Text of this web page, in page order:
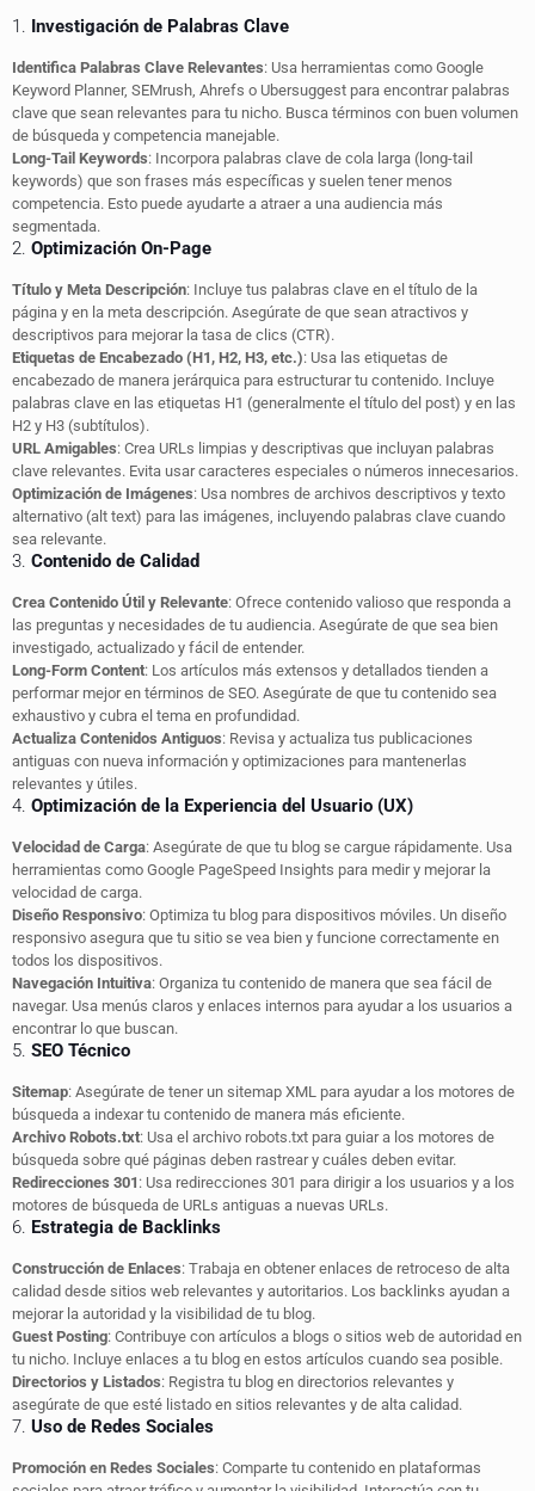
1. Investigación de Palabras Clave
Identifica Palabras Clave Relevantes: Usa herramientas como Google
Keyword Planner, SEMrush, Ahrefs o Ubersuggest para encontrar palabras
clave que sean relevantes para tu nicho. Busca términos con buen volumen
de búsqueda y competencia manejable.
Long-Tail Keywords: Incorpora palabras clave de cola larga (long-tail
keywords) que son frases más específicas y suelen tener menos
competencia. Esto puede ayudarte a atraer a una audiencia más
segmentada.
2. Optimización On-Page
Título y Meta Descripción: Incluye tus palabras clave en el título de la
página y en la meta descripción. Asegúrate de que sean atractivos y
descriptivos para mejorar la tasa de clics (CTR).
Etiquetas de Encabezado (H1, H2, H3, etc.): Usa las etiquetas de
encabezado de manera jerárquica para estructurar tu contenido. Incluye
palabras clave en las etiquetas H1 (generalmente el título del post) y en las
H2 y H3 (subtítulos).
URL Amigables: Crea URLs limpias y descriptivas que incluyan palabras
clave relevantes. Evita usar caracteres especiales o números innecesarios.
Optimización de Imágenes: Usa nombres de archivos descriptivos y texto
alternativo (alt text) para las imágenes, incluyendo palabras clave cuando
sea relevante.
3. Contenido de Calidad
Crea Contenido Útil y Relevante: Ofrece contenido valioso que responda a
las preguntas y necesidades de tu audiencia. Asegúrate de que sea bien
investigado, actualizado y fácil de entender.
Long-Form Content: Los artículos más extensos y detallados tienden a
performar mejor en términos de SEO. Asegúrate de que tu contenido sea
exhaustivo y cubra el tema en profundidad.
Actualiza Contenidos Antiguos: Revisa y actualiza tus publicaciones
antiguas con nueva información y optimizaciones para mantenerlas
relevantes y útiles.
4. Optimización de la Experiencia del Usuario (UX)
Velocidad de Carga: Asegúrate de que tu blog se cargue rápidamente. Usa
herramientas como Google PageSpeed Insights para medir y mejorar la
velocidad de carga.
Diseño Responsivo: Optimiza tu blog para dispositivos móviles. Un diseño
responsivo asegura que tu sitio se vea bien y funcione correctamente en
todos los dispositivos.
Navegación Intuitiva: Organiza tu contenido de manera que sea fácil de
navegar. Usa menús claros y enlaces internos para ayudar a los usuarios a
encontrar lo que buscan.
5. SEO Técnico
Sitemap: Asegúrate de tener un sitemap XML para ayudar a los motores de
búsqueda a indexar tu contenido de manera más eficiente.
Archivo Robots.txt: Usa el archivo robots.txt para guiar a los motores de
búsqueda sobre qué páginas deben rastrear y cuáles deben evitar.
Redirecciones 301 : Usa redirecciones 301 para dirigir a los usuarios y a los
motores de búsqueda de URLs antiguas a nuevas URLs.
6. Estrategia de Backlinks
Construcción de Enlaces: Trabaja en obtener enlaces de retroceso de alta
calidad desde sitios web relevantes y autoritarios. Los backlinks ayudan a
mejorar la autoridad y la visibilidad de tu blog.
Guest Posting: Contribuye con artículos a blogs o sitios web de autoridad en
tu nicho. Incluye enlaces a tu blog en estos artículos cuando sea posible.
Directorios y Listados: Registra tu blog en directorios relevantes y
asegúrate de que esté listado en sitios relevantes y de alta calidad.
7. Uso de Redes Sociales
Promoción en Redes Sociales: Comparte tu contenido en plataformas